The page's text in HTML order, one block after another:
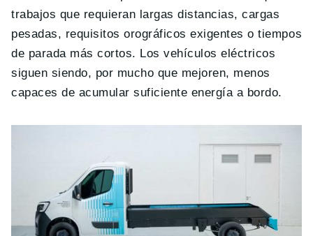
trabajos que requieran largas distancias, cargas
pesadas, requisitos orográficos exigentes o tiempos
de parada más cortos. Los vehículos eléctricos
siguen siendo, por mucho que mejoren, menos
capaces de acumular suficiente energía a bordo.